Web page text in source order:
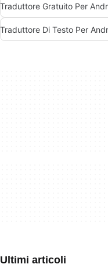
Traduttore Gratuito Per
Traduttore Di Testo Per
Ultimi articoli